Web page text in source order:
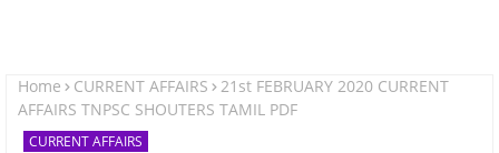
Home CURRENT AFFAIRS
21st FEBRUARY 2020 CURRENT
AFFAIRS TNPSC SHOUTERS TAMIL PDF
CURRENT AFFAIRS